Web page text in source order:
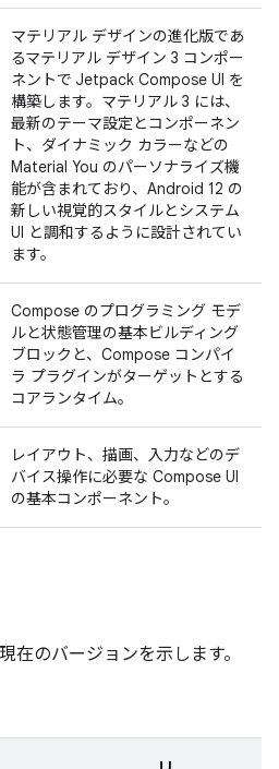
マテリアル デザインの進化版であ
るマテリアル デザイン 3 コンポー
ネントで Jetpack Compose UI を
構築します。マテリアル 3 には、
最新のテーマ設定とコンポーネン
ト、ダイナミック カラーなどの
Material You のパーソナライズ機
能が含まれており、Android 12 の
新しい視覚的スタイルとシステム
UI と調和するように設計されてい
ます。
Compose のプログラミング モデ
ルと状態管理の基本ビルディング
ブロックと、Compose コンパイ
ラ プラグインがターゲットとする
コアランタイム。
レイアウト、描画、入力などのデ
バイス操作に必要な Compose UI
の基本コンポーネント。
在のバージョンを示します。